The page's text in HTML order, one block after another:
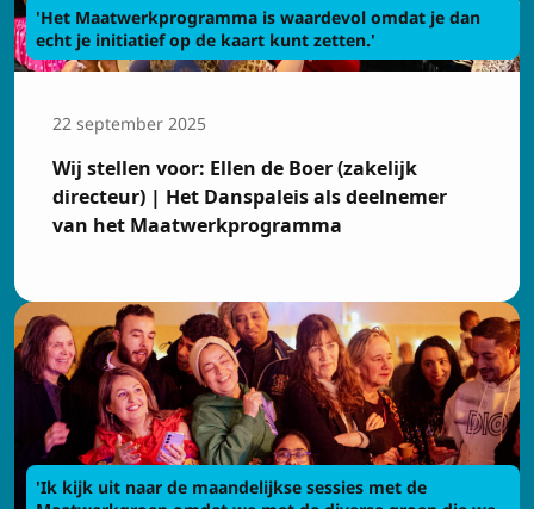
'Het Maatwerkprogramma is waardevol omdat je dan
echt je initiatief op de kaart kunt zetten.'
22 september 2025
Wij stellen voor: Ellen de Boer (zakelijk
directeur) | Het Danspaleis als deelnemer
van het Maatwerkprogramma
'Ik kijk uit naar de maandelijkse sessies met de
Inschrijven op de
nieuwsbrief